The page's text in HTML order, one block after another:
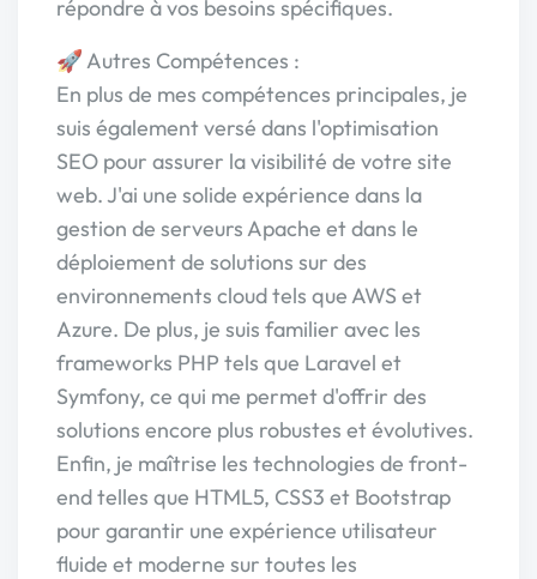
répondre à vos besoins spécifiques.
🚀 Autres Compétences :
En plus de mes compétences principales, je
suis également versé dans l'optimisation
SEO pour assurer la visibilité de votre site
web. J'ai une solide expérience dans la
gestion de serveurs Apache et dans le
déploiement de solutions sur des
environnements cloud tels que AWS et
Azure. De plus, je suis familier avec les
frameworks PHP tels que Laravel et
Symfony, ce qui me permet d'offrir des
solutions encore plus robustes et évolutives.
Enfin, je maîtrise les technologies de front-
end telles que HTML5, CSS3 et Bootstrap
pour garantir une expérience utilisateur
fluide et moderne sur toutes les